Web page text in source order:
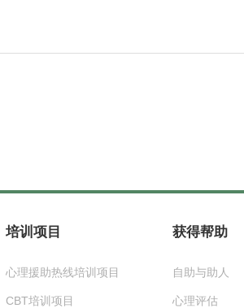
培训项目
心理援助热线培训项目
CBT培训项目
获得帮助
自助与助人
心理评估